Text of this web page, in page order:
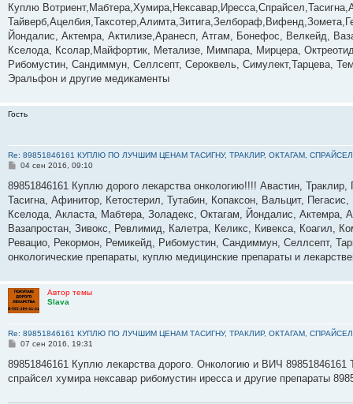
о
б
щ
е
и
е
Куплю
Йондалис, Актемра, Актилизе,Аранесп, Атгам, Бонефос, Велкейд,
Кселода, Ксолар,Майфортик, Метализе, Мимпара, Мирцера,
Рибомустин, Сандиммун, Селлсепт, Сероквель, Симулект,Тарцева,
Эральфон и другие медикаменты
Гость
Re: 89851846161 КУПЛЮ ПО ЛУЧШИМ ЦЕНАМ ТАСИГНУ, ТРАКЛИР, ОКТАГАМ,
С
о
щ
е
и
е
04 сен 2016, 09:10
89851846161 Куплю дорого лекарства онкологию!!!! Авастин,
Тасигна, Афинитор, Кетостерил, Тутабин, Копаксон, Вальцит,
Кселода, Акласта, Мабтера, Золадекс, Октагам, Йондалис, Актемра,
Вазапростан, Зивокс, Ревлимид, Калетра, Келикс, Кивекса, Коагил,
Ревацио, Рекормон, Ремикейд, Рибомустин, Сандиммун, Селлсепт,
онкологические препараты, куплю медицинские препараты и
Автор темы
Slava
Re: 89851846161 КУПЛЮ ПО ЛУЧШИМ ЦЕНАМ ТАСИГНУ, ТРАКЛИР, ОКТАГАМ,
С
о
щ
07 сен 2016, 19:31
89851846161 Куплю лекарства дорого. Онкологию и ВИЧ 89851846161
спрайсел хумира нексавар рибомустин иресса и другие препараты